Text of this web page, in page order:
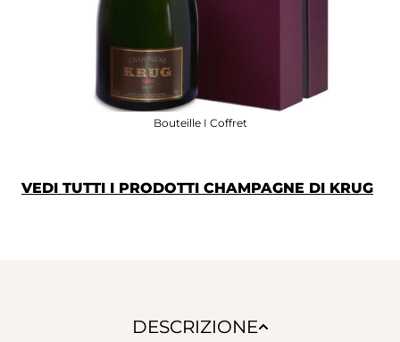
Bouteille I Coffret
VEDI TUTTI I PRODOTTI CHAMPAGNE DI KRUG
DESCRIZIONE